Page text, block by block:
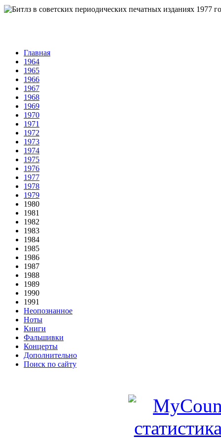
Главная
1964
1965
1966
1967
1968
1969
1970
1971
1972
1973
1974
1975
1976
1977
1978
1979
1980
1981
1982
1983
1984
1985
1986
1987
1988
1989
1990
1991
Неопознанное
Ноты
Книги
Фальшивки
Концерты
Дополнительно
Поиск по сайту